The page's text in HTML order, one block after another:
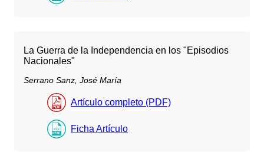
La Guerra de la Independencia en los "Episodios
Nacionales"
Serrano Sanz, José María
Artículo completo (PDF)
Ficha Artículo